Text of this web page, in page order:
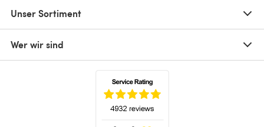
Unser Sortiment
Wer wir sind